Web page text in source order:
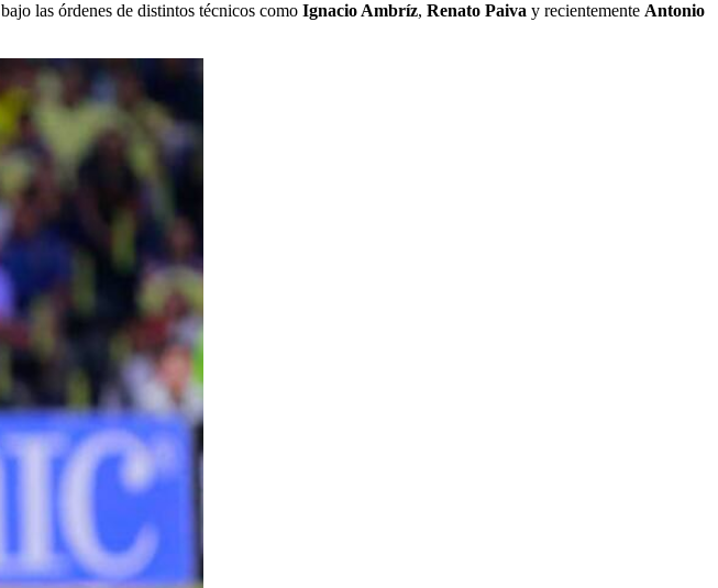
bajo las órdenes de distintos técnicos como Ignacio Ambríz, Renato Paiva y recientemente Antonio